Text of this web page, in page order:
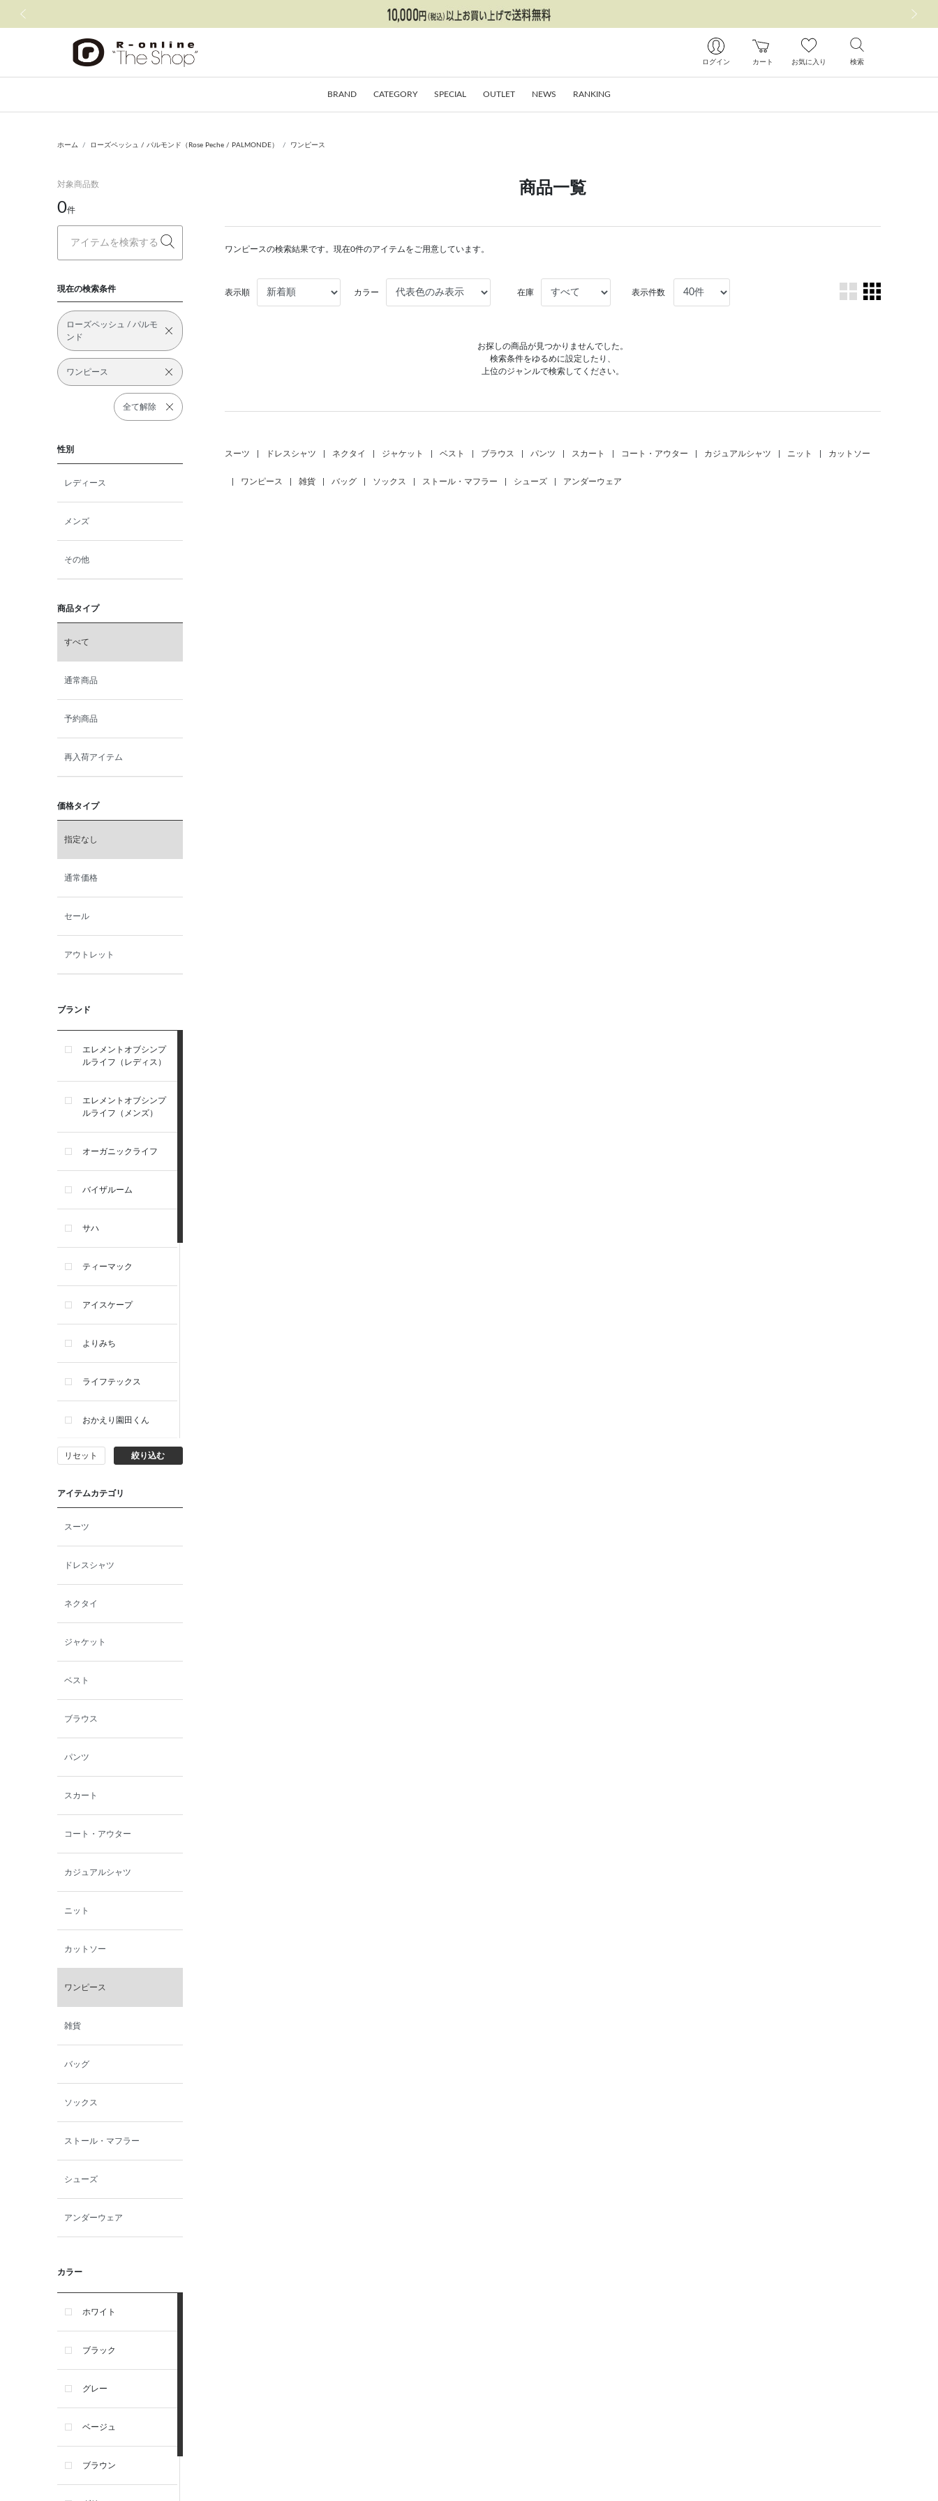
ログイン カート お気に入り 検索
BRAND CATEGORY SPECIAL OUTLET NEWS RANKING
ホーム ローズペッシュ / パルモンド（Rose Peche / PALMONDE） ワンピース
対象商品数
0件
現在の検索条件
ローズペッシュ / パルモ
ンド
ワンピース
全て解除
性別
レディース
メンズ
その他
商品タイプ
すべて
通常商品
予約商品
再入荷アイテム
価格タイプ
指定なし
通常価格
セール
アウトレット
ブランド
エレメントオブシンプ
ルライフ（レディス）
エレメントオブシンプ
ルライフ（メンズ）
オーガニックライフ
バイザルーム
サハ
ティーマック
アイスケープ
よりみち
ライフテックス
おかえり園田くん
ビー・エー・ジー
イヴィスト
ン
西脇シリーズ
小泉革店
シャミー
パーソンズジーンズ
ファインデーション
ローズペッシュ / パル
モンド
リセット 絞り込む
アイテムカテゴリ
スーツ
ドレスシャツ
ネクタイ
ジャケット
ベスト
ブラウス
パンツ
スカート
コート・アウター
カジュアルシャツ
ニット
カットソー
ワンピース
雑貨
バッグ
ソックス
ストール・マフラー
シューズ
アンダーウェア
カラー
ホワイト
ブラック
グレー
ベージュ
ブラウン
商品一覧
ワンピースの検索結果です。現在0件のアイテムをご用意しています。
表示順 カラー 在庫 表示件数
お探しの商品が見つかりませんでした。
検索条件をゆるめに設定したり、
上位のジャンルで検索してください。
スーツ ドレスシャツ ネクタイ ジャケット ベスト ブラウス パンツ スカート コート・アウター カジュアルシャツ ニット カットソー
ワンピース 雑貨 バッグ ソックス ストール・マフラー シューズ アンダーウェア